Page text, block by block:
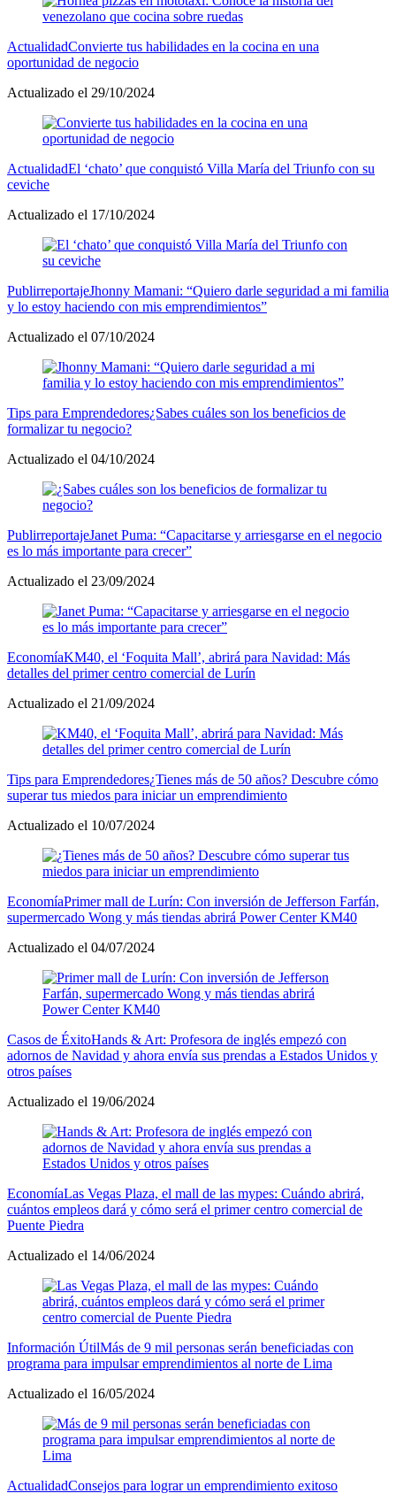
ActualidadConvierte tus habilidades en la cocina en una
oportunidad de negocio
Actualizado el 29/10/2024
ActualidadEl ‘chato’ que conquistó Villa María del Triunfo con su
ceviche
Actualizado el 17/10/2024
PublirreportajeJhonny Mamani: “Quiero darle seguridad a mi familia
y lo estoy haciendo con mis emprendimientos”
Actualizado el 07/10/2024
Tips para Emprendedores¿Sabes cuáles son los beneficios de
formalizar tu negocio?
Actualizado el 04/10/2024
PublirreportajeJanet Puma: “Capacitarse y arriesgarse en el negocio
es lo más importante para crecer”
Actualizado el 23/09/2024
EconomíaKM40, el ‘Foquita Mall’, abrirá para Navidad: Más
detalles del primer centro comercial de Lurín
Actualizado el 21/09/2024
Tips para Emprendedores¿Tienes más de 50 años? Descubre cómo
superar tus miedos para iniciar un emprendimiento
Actualizado el 10/07/2024
EconomíaPrimer mall de Lurín: Con inversión de Jefferson Farfán,
supermercado Wong y más tiendas abrirá Power Center KM40
Actualizado el 04/07/2024
Casos de ÉxitoHands & Art: Profesora de inglés empezó con
adornos de Navidad y ahora envía sus prendas a Estados Unidos y
otros países
Actualizado el 19/06/2024
EconomíaLas Vegas Plaza, el mall de las mypes: Cuándo abrirá,
cuántos empleos dará y cómo será el primer centro comercial de
Puente Piedra
Actualizado el 14/06/2024
Información ÚtilMás de 9 mil personas serán beneficiadas con
programa para impulsar emprendimientos al norte de Lima
Actualizado el 16/05/2024
ActualidadConsejos para lograr un emprendimiento exitoso